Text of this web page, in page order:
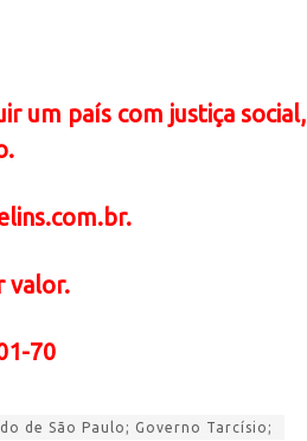
um país com justiça social,
valor.
70
de São Paulo; Governo Tarcísio;